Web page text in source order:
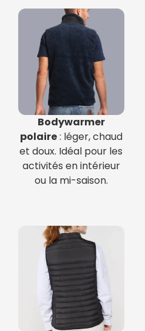
Bodywarmer
polaire: léger, chaud
et doux. Idéal pour les
activités en intérieur
ou la mi-saison.